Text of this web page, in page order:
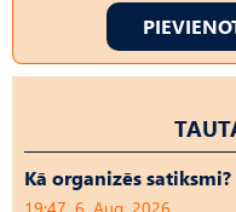
Kā organizēs satiksmi?